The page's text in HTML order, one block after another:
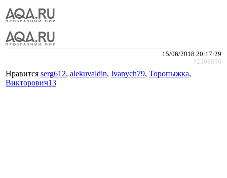
15/06/2018 20:17:29
#2508896
Нравится serg612, alekuvaldin, Ivanych79, Торопыжка,
Викторович13